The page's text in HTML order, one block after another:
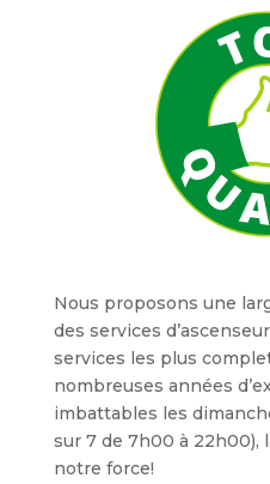
Nous proposons une
des services
services les plus
nombreuses années
imbattables les
sur 7 de 7h00 à
notre force!